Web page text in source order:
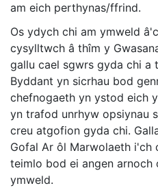
am eich perthynas/ffrind.
Os ydych chi am ymweld
cysylltwch â thîm y
gallu cael sgwrs gyda chi a
Byddant yn sicrhau bod
chefnogaeth yn ystod eich
yn trafod unrhyw opsiynau
creu atgofion gyda chi.
Gofal Ar ôl Marwolaeth i'ch
teimlo bod ei angen
ymweld.